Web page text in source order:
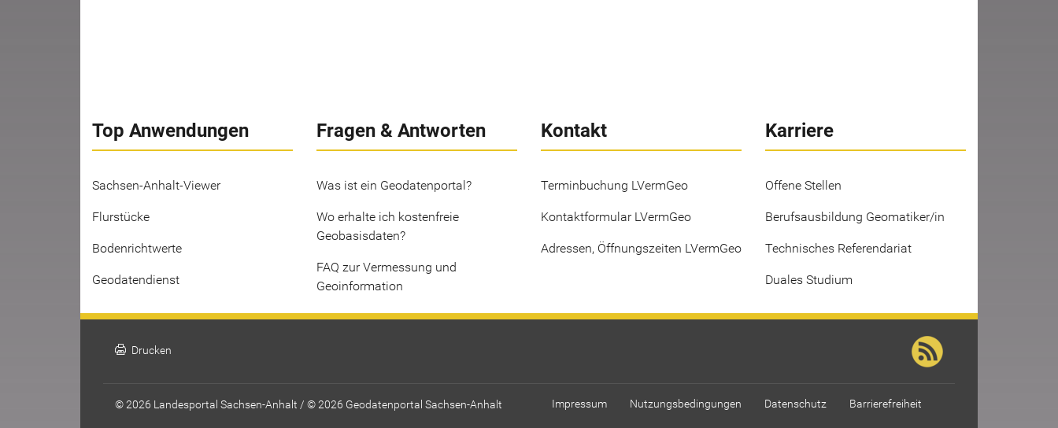
Top Anwendungen
Sachsen-Anhalt-Viewer
Flurstücke
Bodenrichtwerte
Geodatendienst
Fragen & Antworten
Was ist ein Geodatenportal?
Wo erhalte ich kostenfreie
Geobasisdaten?
FAQ zur Vermessung und
Geoinformation
Kontakt
Terminbuchung LVermGeo
Kontaktformular LVermGeo
Adressen, Öffnungszeiten LVermGeo
Karriere
Offene Stellen
Berufsausbildung Geomatiker/in
Technisches Referendariat
Duales Studium
print Drucken
© 2026 Landesportal Sachsen-Anhalt / © 2026 Geodatenportal Sachsen-Anhalt Impressum Nutzungsbedingungen Datenschutz Barrierefreiheit